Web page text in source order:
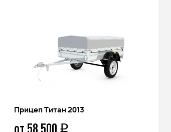
Прицеп Титан 2013
от 58 500 q